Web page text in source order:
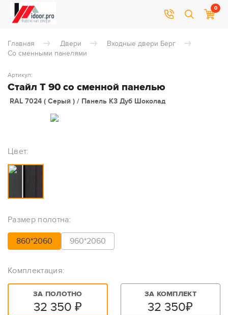
0
Главная Двери
Входные двери Берг
Со сменными панелями
Стайл Т 90 со сменной панелью
Артикул:
RAL 7024 ( Серый ) / Панель К3 Дуб Шоколад
Цвет:
Размер полотна:
860*2060 960*2060
Комплектация:
ЗА ПОЛОТНО
32 350 ₽
ЗА КОМПЛЕКТ
32 350₽